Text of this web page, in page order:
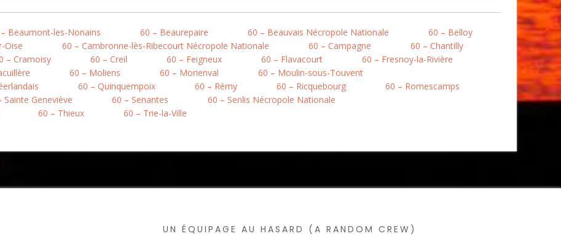
Beaumont-les-Nonains 60 – Beaurepaire 60 – Beauvais Nécropole Nationale
60 – Belloy
Oise 60 – Cambronne-lès-Ribecourt Nécropole Nationale 60 – Campagne
60 – Chantilly
– Cramoisy 60 – Creil 60 – Feigneux 60 – Flavacourt
60 – Fresnoy-la-Rivière
60 – Moliens 60 – Morienval
60 – Moulin-sous-Touvent
60 – Quinquempoix 60 – Rémy 60 – Ricquebourg
60 – Romescamps
Sainte Geneviève 60 – Senantes
60 – Senlis Nécropole Nationale
60 – Thieux 60 – Trie-la-Ville
UN ÉQUIPAGE AU HASARD (A RANDOM CREW)